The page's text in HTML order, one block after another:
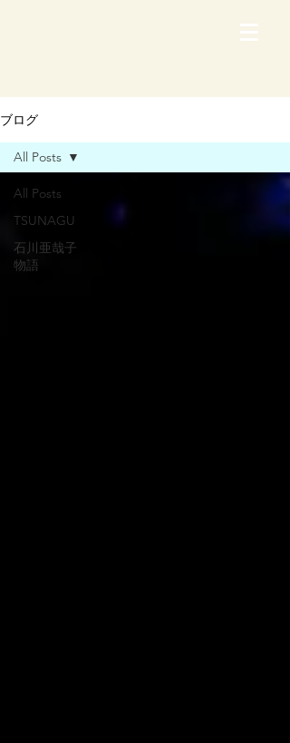
ブログ
All Posts
TSUNAGU
石川亜哉子
物語
All Posts